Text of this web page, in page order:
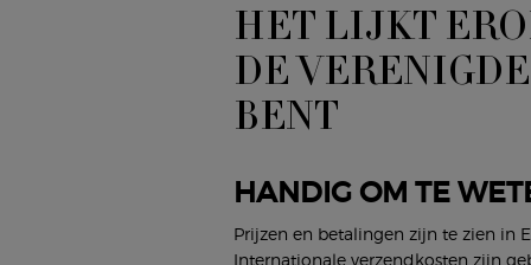
HET LIJKT
DE
BENT
HANDIG OM TE
Prijzen en betalingen zijn te zien in
Internationale verzendkosten zijn